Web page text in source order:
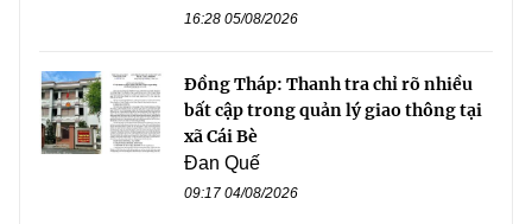
16:28 05/08/2026
Đồng Tháp: Thanh tra chỉ rõ nhiều
bất cập trong quản lý giao thông tại
xã Cái Bè
Đan Quế
09:17 04/08/2026